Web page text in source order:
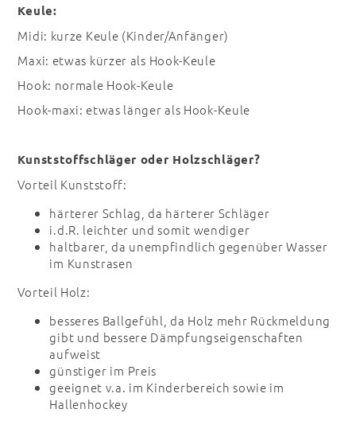
Keule:
Midi: kurze Keule (Kinder/Anfänger)
Maxi: etwas kürzer als Hook-Keule
Hook: normale Hook-Keule
Hook-maxi: etwas länger als Hook-Keule
Kunststoffschläger oder Holzschläger?
Vorteil Kunststoff:
härterer Schlag, da härterer Schläger
i.d.R. leichter und somit wendiger
haltbarer, da unempfindlich gegenüber Wasser
im Kunstrasen
Vorteil Holz:
besseres Ballgefühl, da Holz mehr Rückmeldung
gibt und bessere Dämpfungseigenschaften
aufweist
günstiger im Preis
geeignet v.a. im Kinderbereich sowie im
Hallenhockey